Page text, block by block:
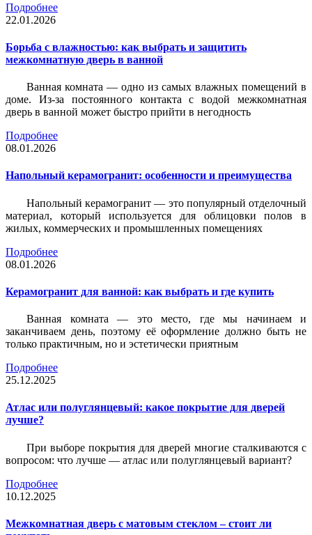
Подробнее
22.01.2026
Борьба с влажностью: как выбрать и защитить
межкомнатную дверь в ванной
Ванная комната — одно из самых влажных помещений в
доме. Из-за постоянного контакта с водой межкомнатная
дверь в ванной может быстро прийти в негодность
Подробнее
08.01.2026
Напольный керамогранит: особенности и преимущества
Напольный керамогранит — это популярный отделочный
материал, который используется для облицовки полов в
жилых, коммерческих и промышленных помещениях
Подробнее
08.01.2026
Керамогранит для ванной: как выбрать и где купить
Ванная комната — это место, где мы начинаем и
заканчиваем день, поэтому её оформление должно быть не
только практичным, но и эстетически приятным
Подробнее
25.12.2025
Атлас или полуглянцевый: какое покрытие для дверей
лучше?
При выборе покрытия для дверей многие сталкиваются с
вопросом: что лучше — атлас или полуглянцевый вариант?
Подробнее
10.12.2025
Межкомнатная дверь с матовым стеклом – стоит ли